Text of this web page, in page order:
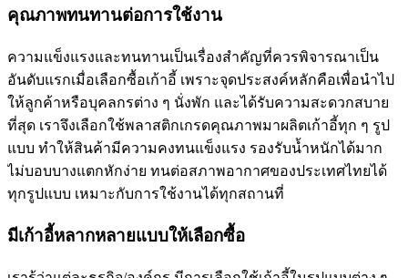
คุณภาพทนทานต่อการใช้งาน
ความแข็งแรงและทนทานเป็นเรื่องสำคัญที่ควรพิจารณาเป็น
อันดับแรกเมื่อเลือกซื้อเก้าอี้ เพราะจุดประสงค์หลักคือเพื่อนำไป
ให้ลูกค้าหรือบุคลกรต่าง ๆ นั่งพัก และได้รับความสะดวกสบาย
ที่สุด เราจึงเลือกใช้พลาสติกเกรดคุณภาพมาผลิตเก้าอี้ทุก ๆ รูป
แบบ ทำให้สินค้ามีความคงทนแข็งแรง รองรับน้ำหนักได้มาก
ไม่บอบบางแตกหักง่าย ทนต่อสภาพอากาศของประเทศไทยได้
ทุกรูปแบบ เหมาะกับการใช้งานได้ทุกสถานที่
มีเก้าอี้หลากหลายแบบให้เลือกซื้อ